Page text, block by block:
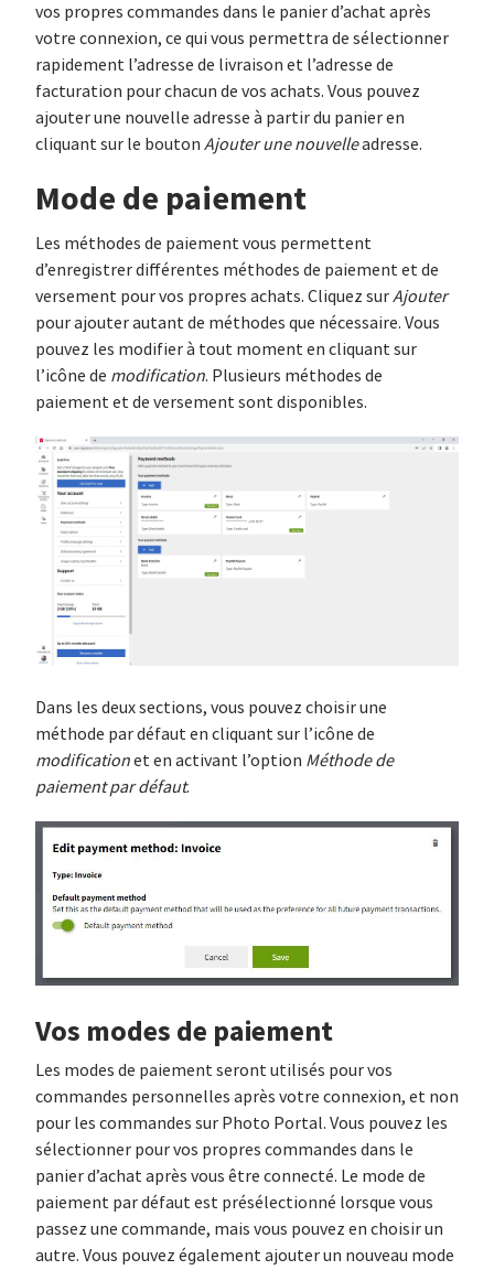
vos propres commandes dans le panier d’achat après
votre connexion, ce qui vous permettra de sélectionner
rapidement l’adresse de livraison et l’adresse de
facturation pour chacun de vos achats. Vous pouvez
ajouter une nouvelle adresse à partir du panier en
cliquant sur le bouton Ajouter une nouvelleadresse.
Mode de paiement
Les méthodes de paiement vous permettent
d’enregistrer différentes méthodes de paiement et de
versement pour vos propres achats. Cliquez surAjouter
pour ajouter autant de méthodes que nécessaire. Vous
pouvez les modifier à tout moment en cliquant sur
l’icône de modification. Plusieurs méthodes de
paiement et de versement sont disponibles.
Dans les deux sections, vous pouvez choisir une
méthode par défaut en cliquant sur l’icône de
modificationet en activant l’option Méthode de
paiement par défaut.
Vos modes de paiement
Les modes de paiement seront utilisés pour vos
commandes personnelles après votre connexion, et non
pour les commandes sur Photo Portal. Vous pouvez les
sélectionner pour vos propres commandes dans le
panier d’achat après vous être connecté. Le mode de
paiement par défaut est présélectionné lorsque vous
passez une commande, mais vous pouvez en choisir un
autre. Vous pouvez également ajouter un nouveau mode